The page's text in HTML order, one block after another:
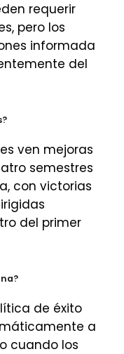
requerir
pero los
informada
del
ven mejoras
semestres
con victorias
del primer
de éxito
a
cuando los